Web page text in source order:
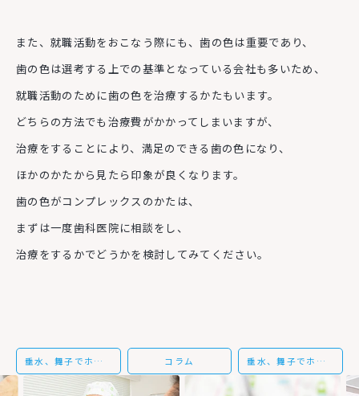
また、就職活動をおこなう際にも、歯の色は重要であり、
歯の色は選考する上での基準となっている会社も多いため、
就職活動のために歯の色を治療するかたもいます。
どちらの方法でも治療費がかかってしまいますが、
治療をすることにより、満足のできる歯の色になり、
ほかのかたから見たら印象が良くなります。
歯の色がコンプレックスのかたは、
まずは一度歯科医院に相談をし、
治療をするかでどうかを検討してみてください。
垂水、舞子でホワイトニングなら当歯科医院にお任せを コラム 垂水、舞子でホワイトニングの治療なら当歯科医院にご相談ください